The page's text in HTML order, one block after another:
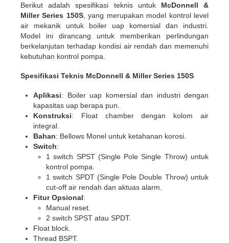
Berikut adalah spesifikasi teknis untuk McDonnell &
Miller Series 150S, yang merupakan model kontrol level
air mekanik untuk boiler uap komersial dan industri.
Model ini dirancang untuk memberikan perlindungan
berkelanjutan terhadap kondisi air rendah dan memenuhi
kebutuhan kontrol pompa.
Spesifikasi Teknis McDonnell & Miller Series 150S
Aplikasi: Boiler uap komersial dan industri dengan
kapasitas uap berapa pun.
Konstruksi: Float chamber dengan kolom air
integral.
Bahan: Bellows Monel untuk ketahanan korosi.
Switch:
1 switch SPST (Single Pole Single Throw) untuk
kontrol pompa.
1 switch SPDT (Single Pole Double Throw) untuk
cut-off air rendah dan aktuas alarm.
Fitur Opsional:
Manual reset.
2 switch SPST atau SPDT.
Float block.
Thread BSPT.